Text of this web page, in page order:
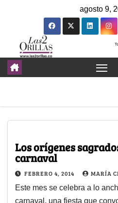
agosto 9,
Los orígenes
carnaval
FEBRERO 4, 2014 MARÍA
Este mes se celebra a lo
carnaval, una fiesta que